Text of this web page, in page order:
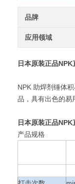
品牌
应用领域
日本原装正品NPK
NPK 助焊剂锤体
品，具有出色的易
日本原装正品NPK
产品规格